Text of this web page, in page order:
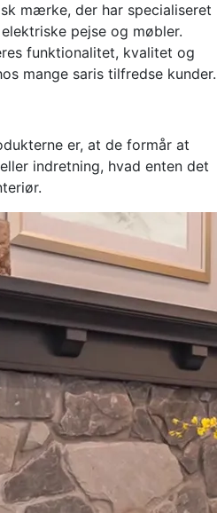
mærke, der har specialiseret
pejse og møbler.
funktionalitet, kvalitet og
mange saris tilfredse kunder.
er, at de formår at
indretning, hvad enten det